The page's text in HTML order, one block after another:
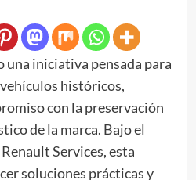
una iniciativa pensada para
históricos,
con la preservación
de la marca. Bajo el
Services, esta
soluciones prácticas y